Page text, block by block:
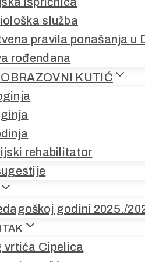
služba
pravila ponašanja u
rođendana
KUTIĆ
rehabilitator
godini 2025./
vrtića Cipelica